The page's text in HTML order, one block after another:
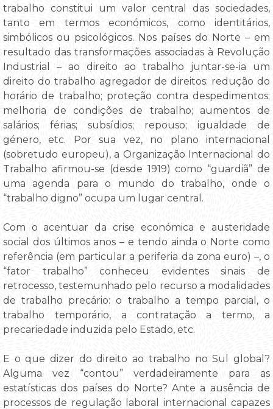
trabalho constitui um valor central das sociedades,
tanto em termos económicos, como identitários,
simbólicos ou psicológicos. Nos países do Norte – em
resultado das transformações associadas à Revolução
Industrial – ao direito ao trabalho juntar-se-ia um
direito do trabalho agregador de direitos: redução do
horário de trabalho; proteção contra despedimentos;
melhoria de condições de trabalho; aumentos de
salários; férias; subsídios; repouso; igualdade de
género, etc. Por sua vez, no plano internacional
(sobretudo europeu), a Organização Internacional do
Trabalho afirmou-se (desde 1919) como “guardiã” de
uma agenda para o mundo do trabalho, onde o
“trabalho digno” ocupa um lugar central.
Com o acentuar da crise económica e austeridade
social dos últimos anos – e tendo ainda o Norte como
referência (em particular a periferia da zona euro) –, o
“fator trabalho” conheceu evidentes sinais de
retrocesso, testemunhado pelo recurso a modalidades
de trabalho precário: o trabalho a tempo parcial, o
trabalho temporário, a contratação a termo, a
precariedade induzida pelo Estado, etc.
E o que dizer do direito ao trabalho no Sul global?
Alguma vez “contou” verdadeiramente para as
estatísticas dos países do Norte? Ante a ausência de
processos de regulação laboral internacional capazes